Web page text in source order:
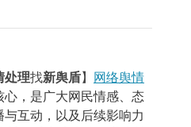
处理找新舆盾】
网络舆情
，是广大网民情感、态
互动，以及后续影响力